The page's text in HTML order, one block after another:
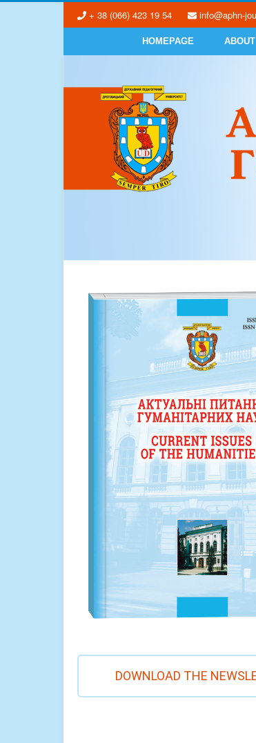
+ 38 (066) 423 19 54 info@aphn-
HOMEPAGE ABOUT
DOWNLOAD THE